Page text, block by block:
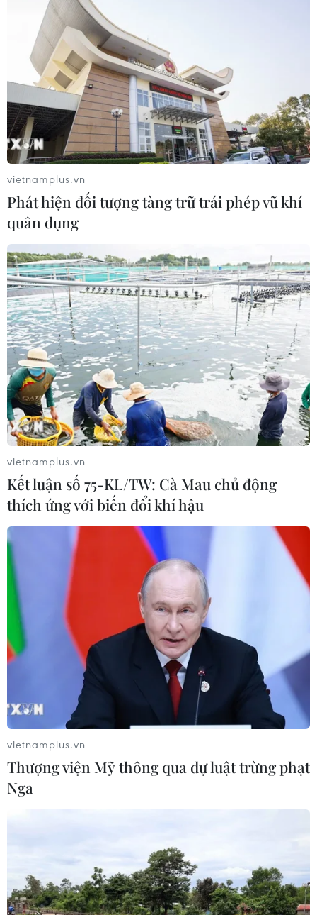
năng lượng trở nên kém tích cực.
vietnamplus.vn
Phát hiện đối tượng tàng trữ trái phép vũ khí
quân dụng
vietnamplus.vn
Kết luận số 75-KL/TW: Cà Mau chủ động
thích ứng với biến đổi khí hậu
vietnamplus.vn
Thượng viện Mỹ thông qua dự luật trừng phạt
Nga